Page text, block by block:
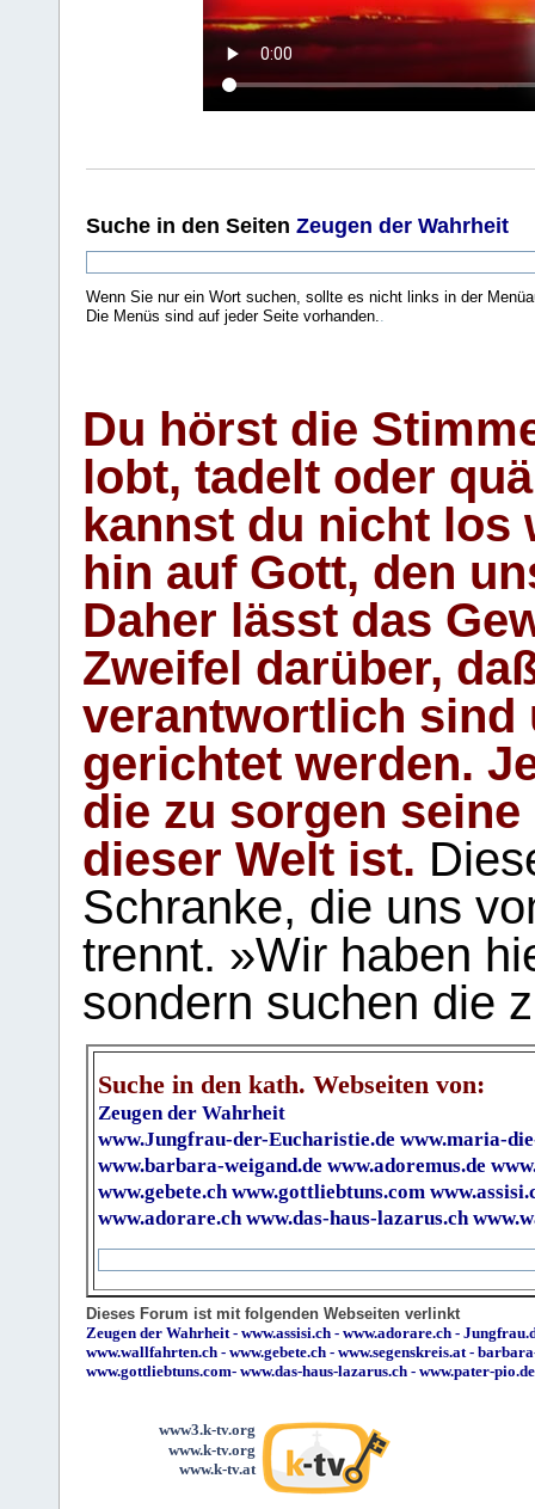
Suche in den Seiten Zeugen der Wahrheit
Wenn Sie nur ein Wort suchen, sollte es nicht links in der
Die Menüs sind auf jeder Seite vorhanden..
Du hörst die
lobt, tadelt oder
kannst du nicht los
hin auf Gott, den
Daher lässt das
Zweifel darüber,
verantwortlich sind
gerichtet werden.
die zu sorgen
dieser Welt ist.
Schranke, die uns
trennt. »Wir haben
sondern suchen die
Suche in den kath. Webseiten von:
Zeugen der Wahrheit
www.Jungfrau-der-Eucharistie.de www.maria-
www.barbara-weigand.de www.adoremus.de
www.gebete.ch www.gottliebtuns.com
www.adorare.ch www.das-haus-lazarus.ch
Dieses Forum ist mit folgenden Webseiten verlinkt
Zeugen der Wahrheit- www.assisi.ch - www.adorare.ch -
www.wallfahrten.ch - www.gebete.ch - www.segenskreis.at-
www.gottliebtuns.com- www.das-haus-lazarus.ch - www.pater-pio.de
www3.k-tv.org
www.k-tv.org
www.k-tv.at